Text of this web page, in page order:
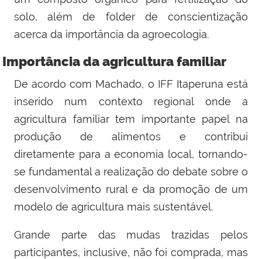
solo, além de folder de conscientização
acerca da importância da agroecologia.
Importância da agricultura familiar
De acordo com Machado, o IFF Itaperuna está
inserido num contexto regional onde a
agricultura familiar tem importante papel na
produção de alimentos e contribui
diretamente para a economia local, tornando-
se fundamental a realização do debate sobre o
desenvolvimento rural e da promoção de um
modelo de agricultura mais sustentável.
Grande parte das mudas trazidas pelos
participantes, inclusive, não foi comprada, mas